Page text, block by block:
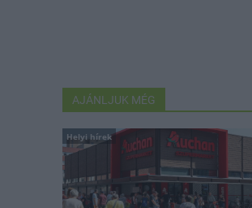
AJÁNLJUK MÉG
Helyi hírek